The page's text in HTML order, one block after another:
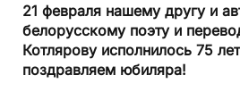
21 февраля нашему другу и
белорусскому поэту и
Котлярову исполнилось 75
поздравляем юбиляра!